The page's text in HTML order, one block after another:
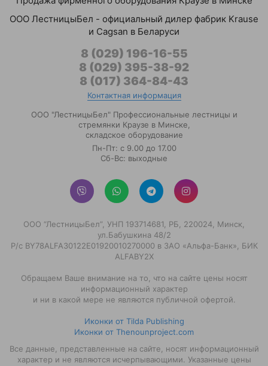
ООО ЛестницыБел - официальный дилер фабрик Krause
и Cagsan в Беларуси
8 (029) 196-16-55
8 (029) 395-38-92
8 (017) 364-84-43
Контактная информация
ООО "ЛестницыБел" Профессиональные лестницы и
стремянки Краузе в Минске
складское оборудование
Пн-Пт: с 9.00 до 17.00
Сб-Вс: выходные
ООО “ЛестницыБел”, УНП 193714681, РБ, 220024, Минск,
ул.Бабушкина 48/2
Р/с BY78ALFA30122E01920010270000 в ЗАО «Альфа-Банк», БИК
ALFABY2X
Обращаем Ваше внимание на то, что на сайте цены носят
информационный характер
и ни в какой мере не являются публичной офертой.
Иконки от Tilda Publishing
Иконки от Thenounproject.com
Все данные, представленные на сайте, носят информационный
характер и не являются исчерпывающими. Указанные цены